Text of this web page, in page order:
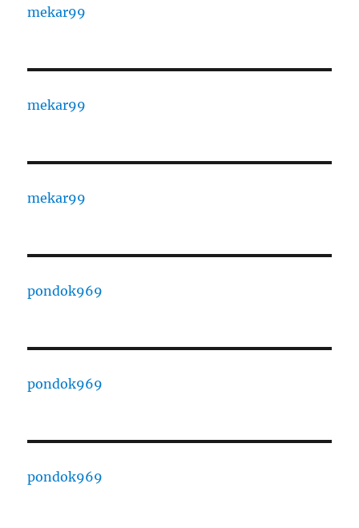
mekar99
mekar99
mekar99
pondok969
pondok969
pondok969